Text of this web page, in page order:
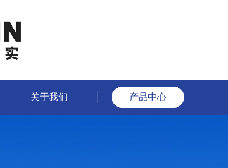
关于我们 产品中心